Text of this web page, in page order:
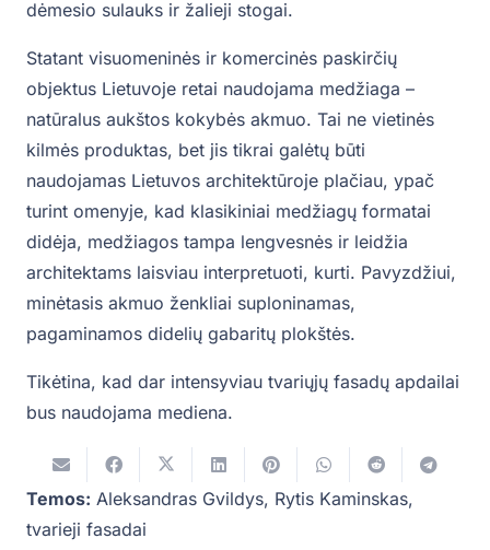
dėmesio sulauks ir žalieji stogai.
Statant visuomeninės ir komercinės paskirčių
objektus Lietuvoje retai naudojama medžiaga –
natūralus aukštos kokybės akmuo. Tai ne vietinės
kilmės produktas, bet jis tikrai galėtų būti
naudojamas Lietuvos architektūroje plačiau, ypač
turint omenyje, kad klasikiniai medžiagų formatai
didėja, medžiagos tampa lengvesnės ir leidžia
architektams laisviau interpretuoti, kurti. Pavyzdžiui,
minėtasis akmuo ženkliai suploninamas,
pagaminamos didelių gabaritų plokštės.
Tikėtina, kad dar intensyviau tvariųjų fasadų apdailai
bus naudojama mediena.
Temos: Aleksandras Gvildys, Rytis Kaminskas,
tvarieji fasadai